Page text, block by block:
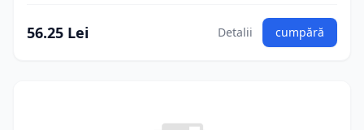
56.25 Lei Detalii cumpără